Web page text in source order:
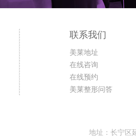
联系我们
美莱地址
在线咨询
在线预约
美莱整形问答
地址：长宁区